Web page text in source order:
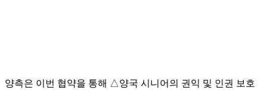
양측은 이번 협약을 통해 △양국 시니어의 권익 및 인권 보호